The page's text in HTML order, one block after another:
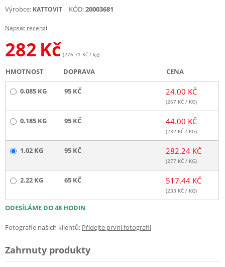
Výrobce: KATTOVIT KÓD:20003681
Napsat recenzi
282 Kč (276.71 Kč / kg)
HMOTNOST DOPRAVA CENA
0.085 KG 95 KČ 24.00 KČ
(267 KČ / KG)
0.185 KG 95 KČ 44.00 KČ
(232 KČ / KG)
1.02 KG 95 KČ 282.24 KČ
(277 KČ / KG)
2.22 KG 65 KČ 517.44 KČ
(233 KČ / KG)
ODESÍLÁME DO 48 HODIN
Fotografie našich klientů: Přidejte první fotografii
Zahrnuty produkty